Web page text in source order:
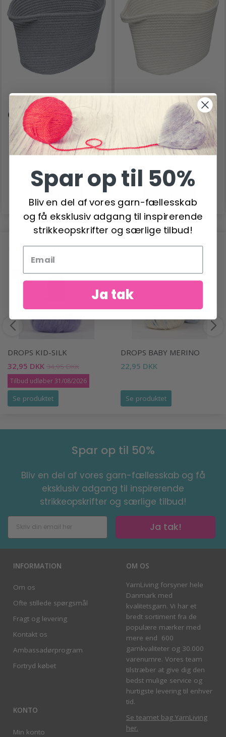
HOBBYARTS
OPBEVARINGSKURV GRÅ
STOR
149,00 DKK 249,00 DKK
Antal
Læg i kurv
HOBBYARTS
OPBEVARINGSKURV
HVID STOR
149,00 DKK 249,00 DKK
Antal
ANDRE KØBTE OGSÅ
-6%
DROPS KID-SILK
32,95 DKK 34,95 DKK
Tilbud udløber 31/08/2026
Se produktet
DROPS BABY MERINO
22,95 DKK
Se produktet
Spar op til 50%
Bliv en del af vores garn-fællesskab og få
eksklusiv adgang til inspirerende
strikkeopskrifter og særlige tilbud!
Ja tak!
INFORMATION
Om os
Ofte stillede spørgsmål
Fragt og levering
Kontakt os
Ambassadørprogram
Fortryd købet
KONTO
Min konto
OM OS
YarnLiving forsyner hele
Danmark med
kvalitetsgarn. Vi har et
bredt sortiment fra de
populære mærker med
mere end 600
garnkvaliteter og 30.000
varenumre. Vores team
tilstræber at give dig den
bedst mulige service og
hurtigste levering til enhver
tid.
Se teamet bag YarnLiving
her.
Spar op til 50%
Bliv en del af vores garn-fællesskab
og få eksklusiv adgang til inspirerende
strikkeopskrifter og særlige tilbud!
Ja tak